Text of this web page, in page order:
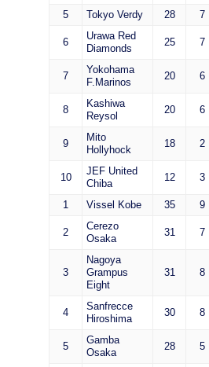
5 Tokyo Verdy 28 7
6
Urawa Red
Diamonds
25 7
7
Yokohama
F.Marinos
20 6
8
Kashiwa
Reysol
20 6
9
Mito
Hollyhock
18 2
10
JEF United
Chiba
12 3
1 Vissel Kobe 35 9
2
Cerezo
Osaka
31 7
3
Nagoya
Grampus
Eight
31 8
4
Sanfrecce
Hiroshima
30 8
5
Gamba
Osaka
28 5